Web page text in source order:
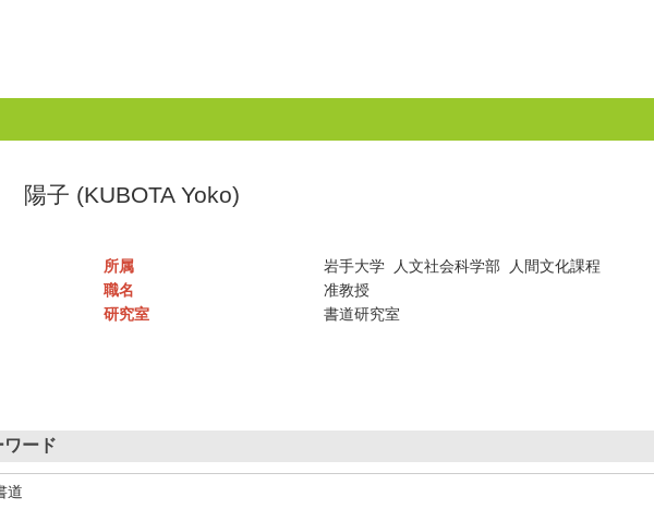
陽子 (KUBOTA Yoko)
所属
岩手大学 人文社会科学部 人間文化課程
職名
准教授
研究室
書道研究室
ード
道